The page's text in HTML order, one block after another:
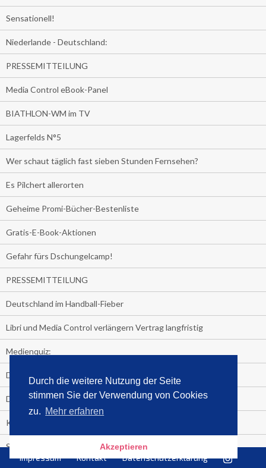
Durch die weitere Nutzung der Seite
stimmen Sie der Verwendung von Cookies
zu. Mehr erfahren
Akzeptieren
Sensationell!
Niederlande - Deutschland:
PRESSEMITTEILUNG
Media Control eBook-Panel
BIATHLON-WM im TV
Lagerfelds N°5
Wer schaut täglich fast sieben Stunden Fernsehen?
Es Pilchert allerorten
Geheime Promi-Bücher-Bestenliste
Gratis-E-Book-Aktionen
Gefahr fürs Dschungelcamp!
PRESSEMITTEILUNG
Deutschland im Handball-Fieber
Libri und Media Control verlängern Vertrag langfristig
Medienquiz:
Deutschlands Jahrescharts 2018
Die TV-Quotenkönige 2018
KNV und Media Control verlängern vorzeitig Zusammenarbeit
STRENG VERTRAULICH
Impressum Kontakt Datenschutzerklärung